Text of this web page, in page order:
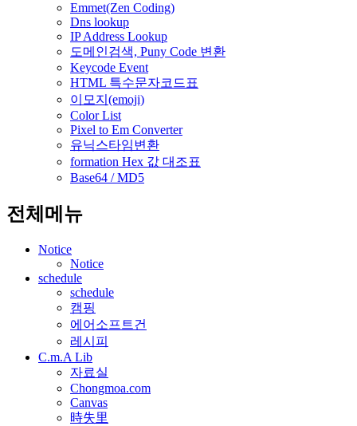
Emmet(Zen Coding)
Dns lookup
IP Address Lookup
도메인검색, Puny Code 변환
Keycode Event
HTML 특수문자코드표
이모지(emoji)
Color List
Pixel to Em Converter
유닉스타임변환
formation Hex 값 대조표
Base64 / MD5
전체메뉴
Notice
Notice
schedule
schedule
캠핑
에어소프트건
레시피
C.m.A Lib
자료실
Chongmoa.com
Canvas
時失里